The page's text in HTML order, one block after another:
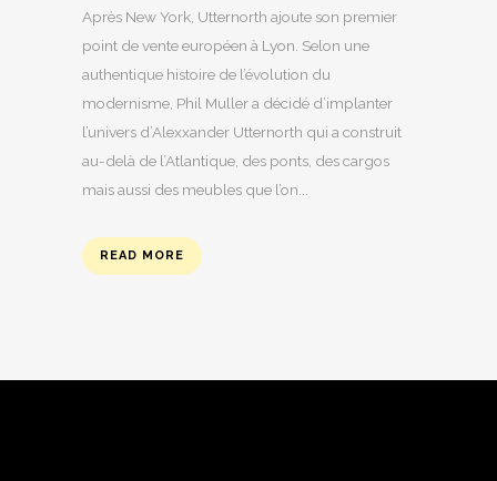
Après New York, Utternorth ajoute son premier
point de vente européen à Lyon. Selon une
authentique histoire de l’évolution du
modernisme, Phil Muller a décidé d’implanter
l’univers d’Alexxander Utternorth qui a construit
au-delà de l’Atlantique, des ponts, des cargos
mais aussi des meubles que l’on...
READ MORE